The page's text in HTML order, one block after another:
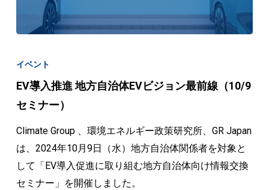
（1/23
ミ
ナ
ー）
導
進
地
方
自
治
イベント
EV導入推進 地方自治体EVビジョン最前線（10/9
セミナー）
Climate Group 、環境エネルギー政策研究所、GR Japan
は、2024年10月9日（水）地方自治体関係者を対象と
して「EV導入促進に取り組む地方自治体向け情報交換
セミナー」を開催しました。